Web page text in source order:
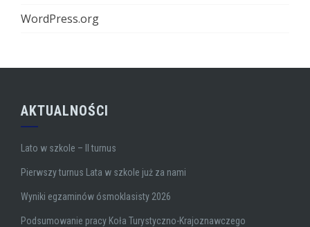
WordPress.org
AKTUALNOŚCI
Lato w szkole – II turnus
Pierwszy turnus Lata w szkole już za nami
Wyniki egzaminów ósmoklasisty 2026
Podsumowanie pracy Koła Turystyczno-Krajoznawczego